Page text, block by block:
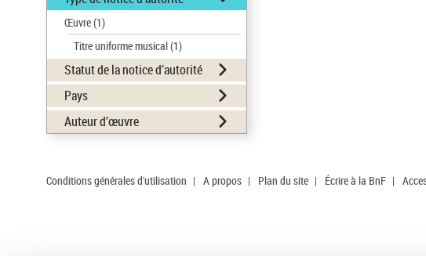
Œuvre(1)
Titre uniforme musical(1)
Statut de la notice d’autorité
Pays
Auteur d’œuvre
Conditions générales d'utilisation | A propos | Plan du site | Écrire à la BnF |